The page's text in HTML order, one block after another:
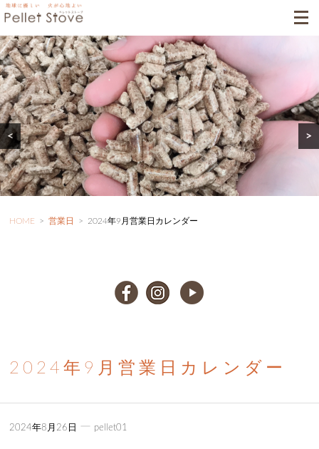
< >
HOME >営業日 > 2024年9月営業日カレンダー
2024年9月営業日カレンダー
2024年8月26日 ー pellet01